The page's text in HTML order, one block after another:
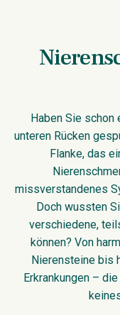
Haben Sie schon
unteren Rücken
Flanke, das
missverstandenes
Doch wussten
verschiedene,
können? Von
Nierensteine bis
Erkrankungen –